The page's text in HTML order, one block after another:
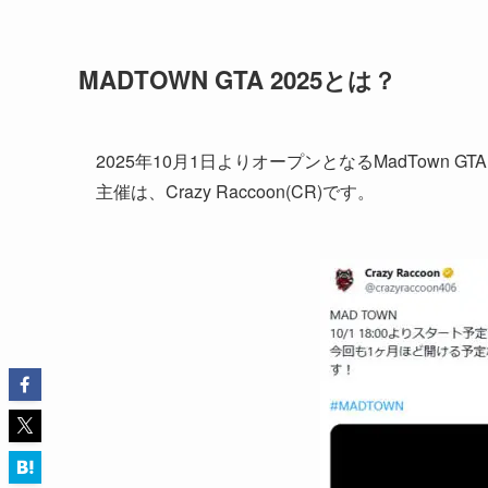
MADTOWN GTA 2025とは？
2025年10月1日よりオープンとなるMadTown
主催は、Crazy Raccoon(CR)です。